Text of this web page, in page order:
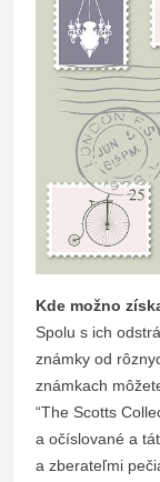
Kde možno
Spolu s ich
známky od
známkach
“The Scotts
a očíslované a
a zberateľmi